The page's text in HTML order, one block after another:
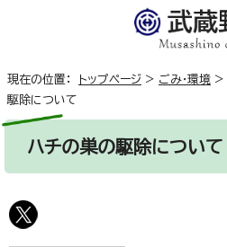
現在の位置： トップページ > ごみ・環境 >
駆除について
ハチの巣の駆除について